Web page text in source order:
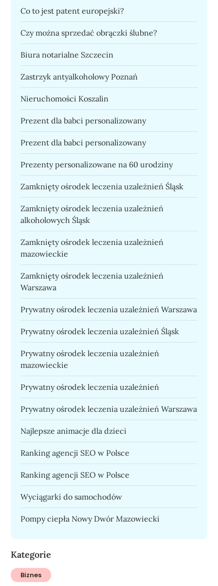
Co to jest patent europejski?
Czy można sprzedać obrączki ślubne?
Biura notarialne Szczecin
Zastrzyk antyalkoholowy Poznań
Nieruchomości Koszalin
Prezent dla babci personalizowany
Prezent dla babci personalizowany
Prezenty personalizowane na 60 urodziny
Zamknięty ośrodek leczenia uzależnień Śląsk
Zamknięty ośrodek leczenia uzależnień
alkoholowych Śląsk
Zamknięty ośrodek leczenia uzależnień
mazowieckie
Zamknięty ośrodek leczenia uzależnień
Warszawa
Prywatny ośrodek leczenia uzależnień Warszawa
Prywatny ośrodek leczenia uzależnień Śląsk
Prywatny ośrodek leczenia uzależnień
mazowieckie
Prywatny ośrodek leczenia uzależnień
Prywatny ośrodek leczenia uzależnień Warszawa
Najlepsze animacje dla dzieci
Ranking agencji SEO w Polsce
Ranking agencji SEO w Polsce
Wyciągarki do samochodów
Pompy ciepła Nowy Dwór Mazowiecki
Kategorie
Biznes